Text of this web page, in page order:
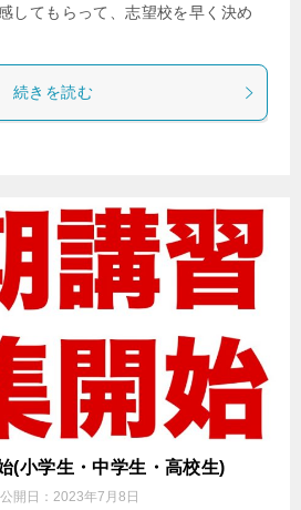
してもらって、志望校を早く決め
続きを読む
(小学生・中学生・高校生)
公開日： 2023年7月8日